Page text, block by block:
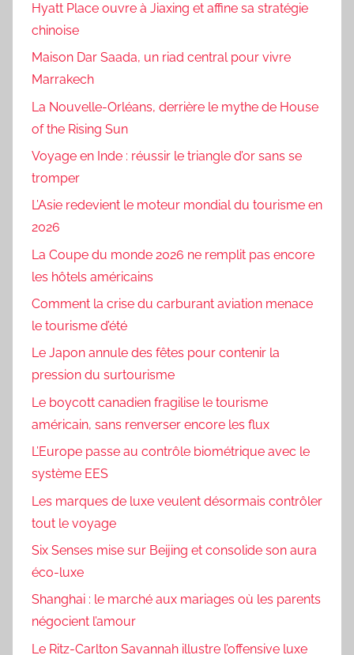
Hyatt Place ouvre à Jiaxing et affine sa stratégie
chinoise
Maison Dar Saada, un riad central pour vivre
Marrakech
La Nouvelle-Orléans, derrière le mythe de House
of the Rising Sun
Voyage en Inde : réussir le triangle d’or sans se
tromper
L’Asie redevient le moteur mondial du tourisme en
2026
La Coupe du monde 2026 ne remplit pas encore
les hôtels américains
Comment la crise du carburant aviation menace
le tourisme d’été
Le Japon annule des fêtes pour contenir la
pression du surtourisme
Le boycott canadien fragilise le tourisme
américain, sans renverser encore les flux
L’Europe passe au contrôle biométrique avec le
système EES
Les marques de luxe veulent désormais contrôler
tout le voyage
Six Senses mise sur Beijing et consolide son aura
éco-luxe
Shanghai : le marché aux mariages où les parents
négocient l’amour
Le Ritz-Carlton Savannah illustre l’offensive luxe